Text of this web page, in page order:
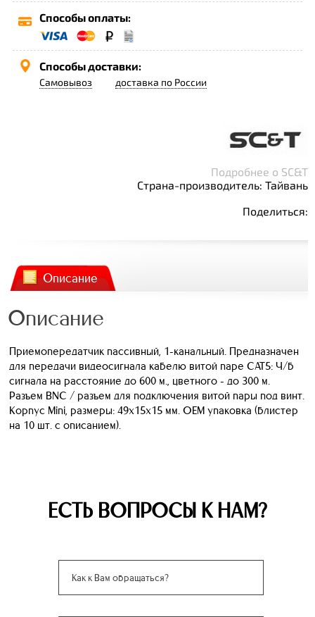
Способы оплаты:
Способы доставки:
Самовывоз доставка по России
Подробнее о SC&T
Страна-производитель: Тайвань
Поделиться:
Описание
Описание
Приемопередатчик пассивный, 1-канальный. Предназначен
для передачи видеосигнала кабелю витой паре CAT5: Ч/б
сигнала на расстояние до 600 м., цветного - до 300 м.
Разъем BNC / разъем для подключения витой пары под винт.
Корпус Mini, размеры: 49х15х15 мм. ОЕМ упаковка (блистер
на 10 шт. с описанием).
ЕСТЬ ВОПРОСЫ К НАМ?